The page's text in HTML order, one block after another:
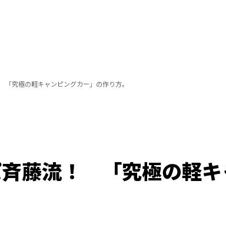
究極の軽キャンピングカー」の作り方。
斉藤流！ 「究極の軽